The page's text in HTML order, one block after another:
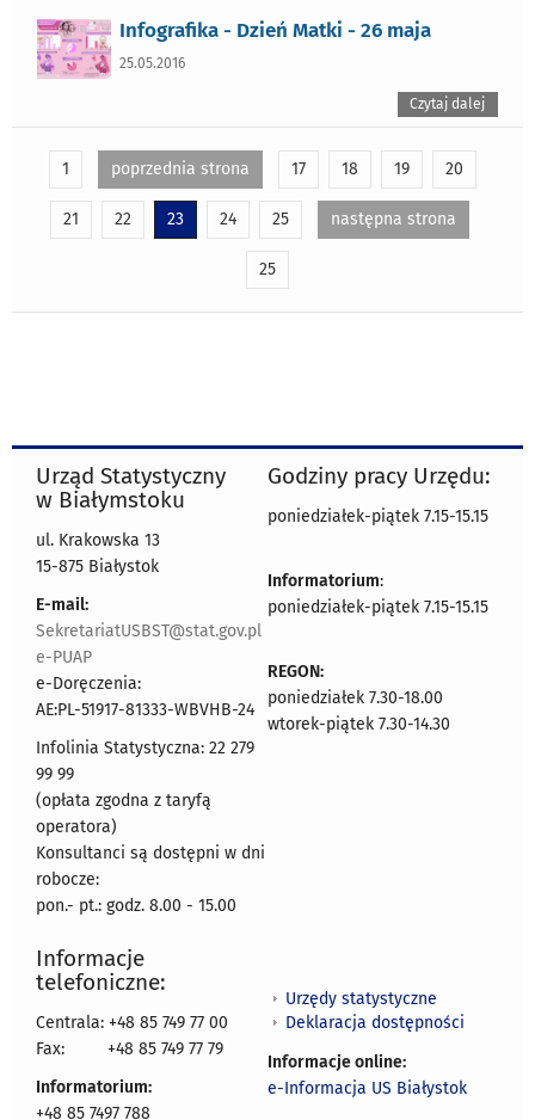
Infografika - Dzień Matki - 26 maja
25.05.2016
Czytaj dalej
1 poprzednia strona 17 18 19 20
21 22 23 24 25 następna strona
25
Urząd Statystyczny
w Białymstoku
ul. Krakowska 13
15-875 Białystok
E-mail:
SekretariatUSBST@stat.gov.pl
e-PUAP
e-Doręczenia:
AE:PL-51917-81333-WBVHB-24
Infolinia Statystyczna: 22 279
99 99
(opłata zgodna z taryfą
operatora)
Konsultanci są dostępni w dni
robocze:
pon.- pt.: godz. 8.00 - 15.00
Godziny pracy Urzędu:
poniedziałek-piątek 7.15-15.15
Informatorium:
poniedziałek-piątek 7.15-15.15
REGON:
poniedziałek 7.30-18.00
wtorek-piątek 7.30-14.30
Informacje
telefoniczne:
Centrala: +48 85 749 77 00
Fax:
+48 85 749 77 79
Informatorium:
+48 85 7497 788
Urzędy statystyczne
Deklaracja dostępności
Informacje online:
e-Informacja US Białystok